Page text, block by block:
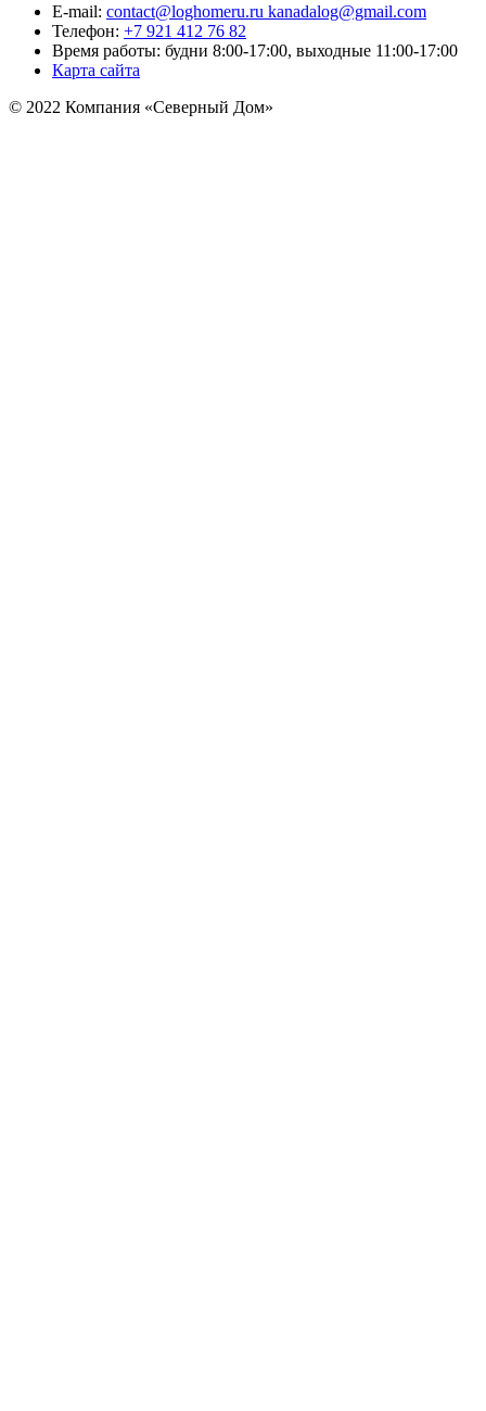
E-mail: contact@loghomeru.ru kanadalog@gmail.com
Телефон: +7 921 412 76 82
Время работы: будни 8:00-17:00, выходные 11:00-17:00
Карта сайта
© 2022 Компания «Северный Дом»